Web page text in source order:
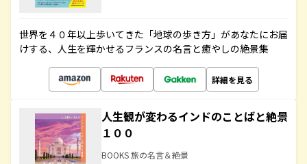
世界を４０年以上歩いてきた「地球の歩き方」があなたにお届
けする、人生を輝かせるフランスの名言と癒やしの絶景集
詳細を見る
人生観が変わるインドのことばと絶景
１００
BOOKS 旅の名言＆絶景